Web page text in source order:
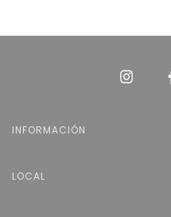
INFORMACIÓN
LOCAL